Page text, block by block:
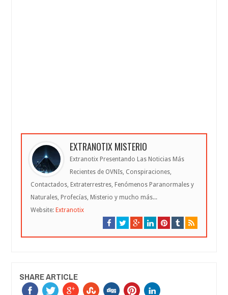
EXTRANOTIX MISTERIO
Extranotix Presentando Las Noticias Más
Recientes de OVNIs, Conspiraciones,
Contactados, Extraterrestres, Fenómenos Paranormales y
Naturales, Profecías, Misterio y mucho más...
Website: Extranotix
SHARE ARTICLE